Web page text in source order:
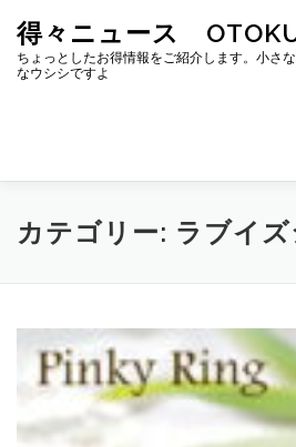
ッ
得々ニュース
ちょっとしたお得情報をご紹介します。小さ
なウシシですよ
カテゴリー: ラブイ